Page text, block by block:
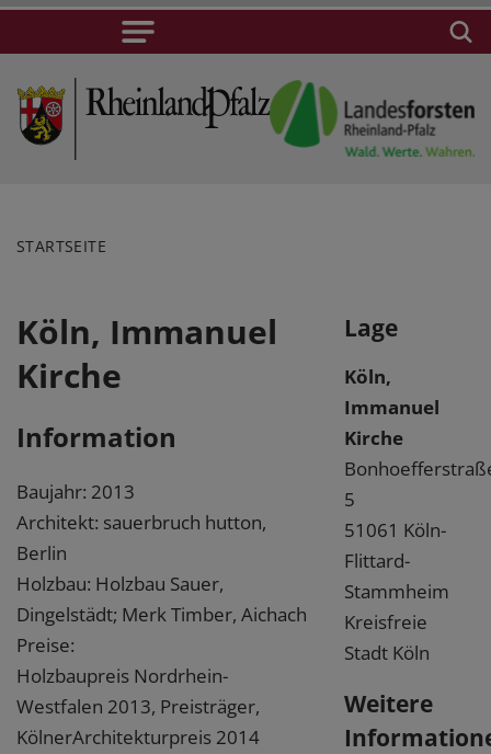
STARTSEITE
Köln, Immanuel
Kirche
Information
Baujahr: 2013
Architekt: sauerbruch hutton,
Berlin
Holzbau: Holzbau Sauer,
Dingelstädt; Merk Timber, Aichach
Preise:
Holzbaupreis Nordrhein-
Westfalen 2013, Preisträger,
KölnerArchitekturpreis 2014
Lage
Köln,
Immanuel
Kirche
5
51061 Köln-
Flittard-
Stammheim
Kreisfreie
Stadt Köln
Weitere